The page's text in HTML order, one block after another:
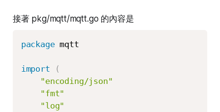
接著 pkg/mqtt/mqtt.go 的內容是
package mqtt
import
(
"encoding/json"
"fmt"
"log"